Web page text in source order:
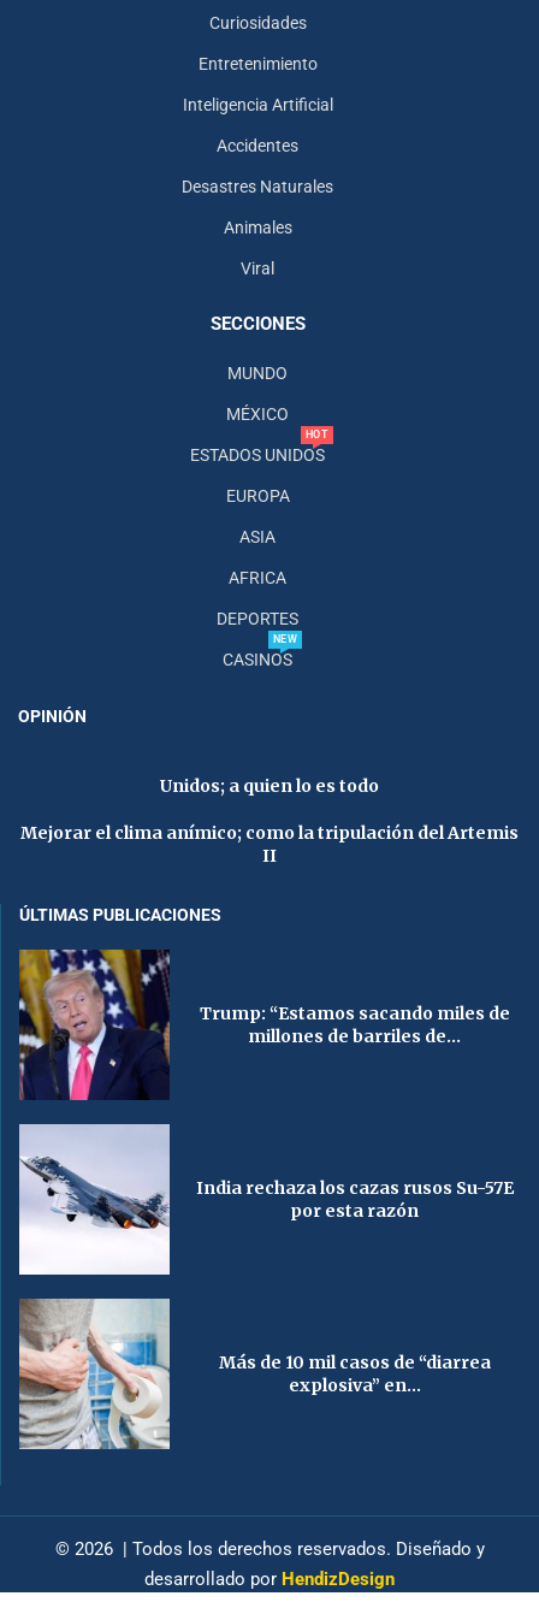
Curiosidades
Entretenimiento
Inteligencia Artificial
Accidentes
Desastres Naturales
Animales
Viral
SECCIONES
MUNDO
MÉXICO
ESTADOS UNIDOS
HOT
EUROPA
ASIA
AFRICA
DEPORTES
CASINOS
NEW
OPINIÓN
Unidos; a quien lo es todo
Mejorar el clima anímico; como la tripulación del Artemis
II
ÚLTIMAS PUBLICACIONES
Trump: “Estamos sacando miles de
millones de barriles de...
India rechaza los cazas rusos Su-57E
por esta razón
Más de 10 mil casos de “diarrea
explosiva” en...
© 2026 | Todos los derechos reservados. Diseñado y
desarrollado por HendizDesign